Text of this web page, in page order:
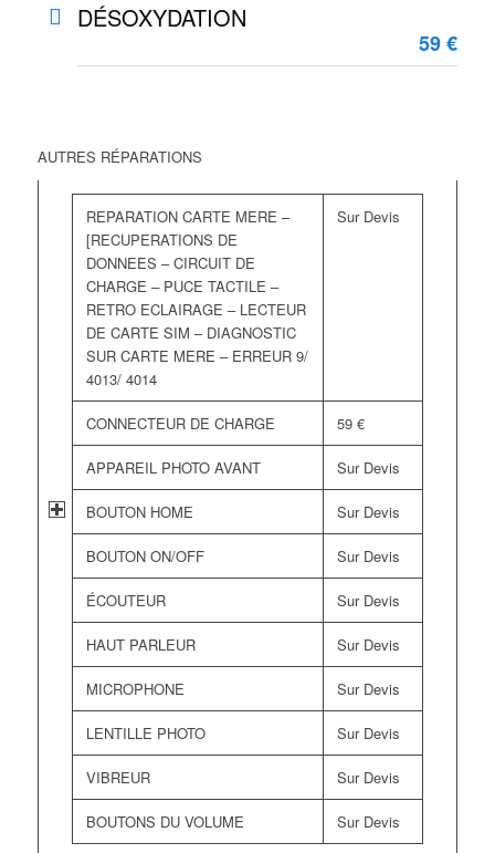
DÉSOXYDATION
59 €
AUTRES RÉPARATIONS
REPARATION CARTE MERE –
[RECUPERATIONS DE
DONNEES – CIRCUIT DE
CHARGE – PUCE TACTILE –
RETRO ECLAIRAGE – LECTEUR
DE CARTE SIM – DIAGNOSTIC
SUR CARTE MERE – ERREUR 9/
4013/ 4014
Sur Devis
CONNECTEUR DE CHARGE 59 €
APPAREIL PHOTO AVANT Sur Devis
BOUTON HOME Sur Devis
BOUTON ON/OFF Sur Devis
ÉCOUTEUR Sur Devis
HAUT PARLEUR Sur Devis
MICROPHONE Sur Devis
LENTILLE PHOTO Sur Devis
VIBREUR Sur Devis
BOUTONS DU VOLUME Sur Devis